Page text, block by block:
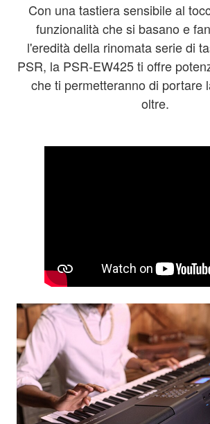
Con una tastiera sensibile al
funzionalità che si basano e
l'eredità della rinomata serie di
PSR, la PSR-EW425 ti offre
che ti permetteranno di portare
oltre.